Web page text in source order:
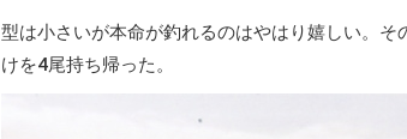
型は小さいが本命が釣れるのはやはり嬉しい。
けを4尾持ち帰った。